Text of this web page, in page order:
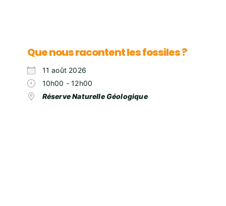
Que nous racontent les fossiles ?
11 août 2026
10h00 - 12h00
Réserve Naturelle Géologique